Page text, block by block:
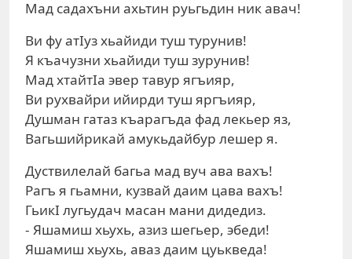
Мад садахъни ахьтин руьгьдин ник авач!
Ви фу атIуз хьайиди туш турунив!
Я къачузни хьайиди туш зурунив!
Мад хтайтIа эвер тавур ягъияр,
Ви рухвайри ийирди туш яргъияр,
Душман гатаз къарагъда фад лекьер яз,
Вагьшийрикай амукьдайбур лешер я.
Дуствилелай багьа мад вуч ава вахъ!
Рагъ я гьамни, кузвай даим цава вахъ!
ГьикI лугьудач масан мани дидедиз.
- Яшамиш хьухь, азиз шегьер, эбеди!
Яшамиш хьухь, аваз даим цуькведа!